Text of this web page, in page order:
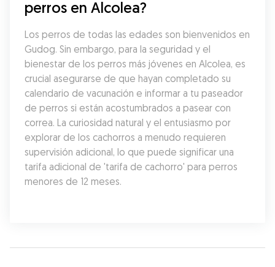
perros en Alcolea?
Los perros de todas las edades son bienvenidos en
Gudog. Sin embargo, para la seguridad y el
bienestar de los perros más jóvenes en Alcolea, es
crucial asegurarse de que hayan completado su
calendario de vacunación e informar a tu paseador
de perros si están acostumbrados a pasear con
correa. La curiosidad natural y el entusiasmo por
explorar de los cachorros a menudo requieren
supervisión adicional, lo que puede significar una
tarifa adicional de 'tarifa de cachorro' para perros
menores de 12 meses.